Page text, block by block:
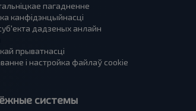
пагадненне
канфідэнцыйнасці
дадзеных анлайн
прыватнасці
і настройка файлаў cookie
системы